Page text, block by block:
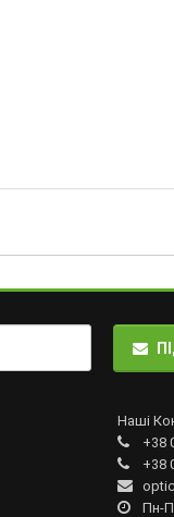
Наші
+38
+38
Пн-